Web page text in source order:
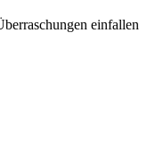
einfallen